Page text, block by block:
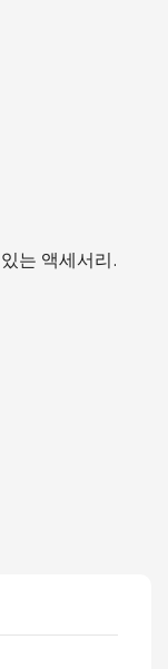
는 액세서리.